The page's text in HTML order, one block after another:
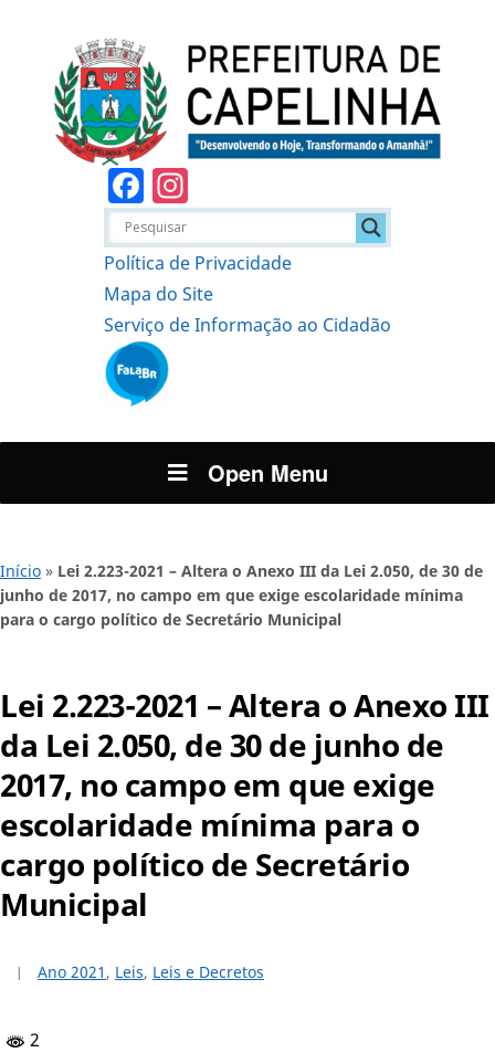
Facebook
Política de Privacidade
Mapa do Site
Serviço de Informação ao Cidadão
Open Menu
Início » Lei 2.223-2021 – Altera o Anexo III da Lei 2.050, de 30 de
junho de 2017, no campo em que exige escolaridade mínima
para o cargo político de Secretário Municipal
Lei 2.223-2021 – Altera o Anexo III
da Lei 2.050, de 30 de junho de
2017, no campo em que exige
escolaridade mínima para o
cargo político de Secretário
Municipal
Ano 2021 , Leis, Leis e Decretos
2